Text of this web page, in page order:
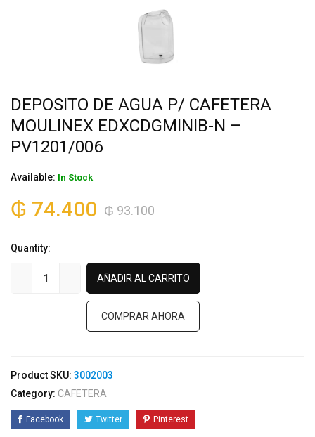
DEPOSITO DE AGUA P/ CAFETERA
MOULINEX EDXCDGMINIB-N –
PV1201/006
Available: In Stock
₲93.100
₲ 74.400
Quantity:
AÑADIR AL CARRITO
COMPRAR AHORA
Product SKU: 3002003
Category: CAFETERA
Facebook Twitter Pinterest